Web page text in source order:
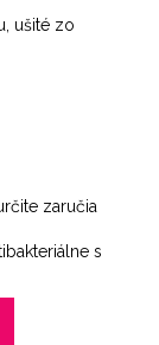
ušité zo
zaručia
s